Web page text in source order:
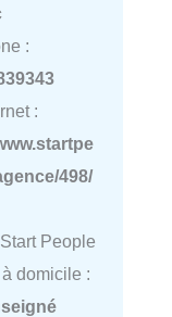
:
:
498/
People
domicile :